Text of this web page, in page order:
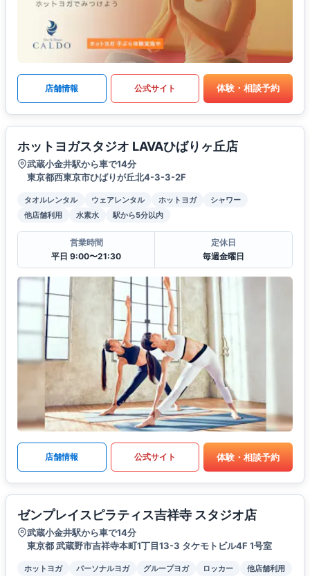
店舗情報 公式サイト 体験・相談予約
ホットヨガスタジオ LAVAひばりヶ丘店
武蔵小金井駅から車で14分
東京都西東京市ひばりが丘北4-3-3-2F
タオルレンタル ウェアレンタル ホットヨガ
シャワー
他店舗利用
水素水 駅から5分以内
営業時間
平日 9:00〜21:30
定休日
毎週金曜日
店舗情報 公式サイト 体験・相談予約
ゼンプレイスピラティス吉祥寺 スタジオ店
武蔵小金井駅から車で14分
東京都 武蔵野市吉祥寺本町1丁目13-3 タケモトビル4F 1号室
ホットヨガ パーソナルヨガ グループヨガ ロッカー
他店舗利用